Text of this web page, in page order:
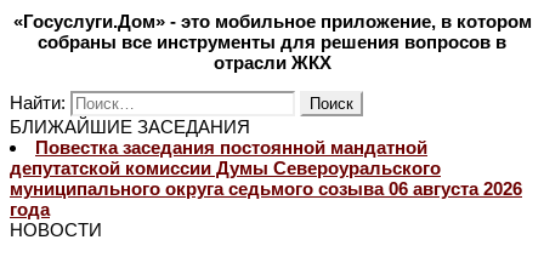
«Госуслуги.Дом» - это мобильное приложение, в котором
собраны все инструменты для решения вопросов в
отрасли ЖКХ
Найти:
БЛИЖАЙШИЕ ЗАСЕДАНИЯ
Повестка заседания постоянной мандатной
депутатской комиссии Думы Североуральского
муниципального округа седьмого созыва 06 августа 2026
года
НОВОСТИ